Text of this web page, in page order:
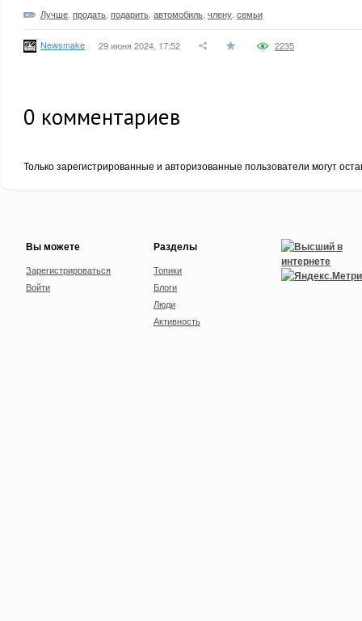
Лучше продать подарить автомобиль члену семьи
Newsmake 29 июня 2024, 17:52 2235
0 комментариев
Только зарегистрированные и авторизованные пользователи могут
Вы можете
Зарегистрироваться
Войти
Разделы
Топики
Блоги
Люди
Активность